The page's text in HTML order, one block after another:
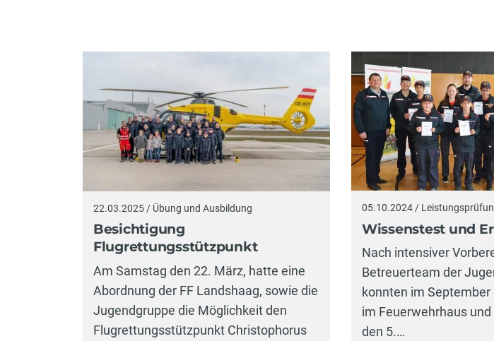
22.03.2025 / Übung und Ausbildung
Besichtigung
Flugrettungsstützpunkt
Am Samstag den 22. März, hatte eine
Abordnung der FF Landshaag, sowie die
Jugendgruppe die Möglichkeit den
Flugrettungsstützpunkt Christophorus
05.10.2024 /
Wissenstest und
Nach intensiver
Betreuerteam der
konnten im September
im Feuerwehrhaus
den 5.…